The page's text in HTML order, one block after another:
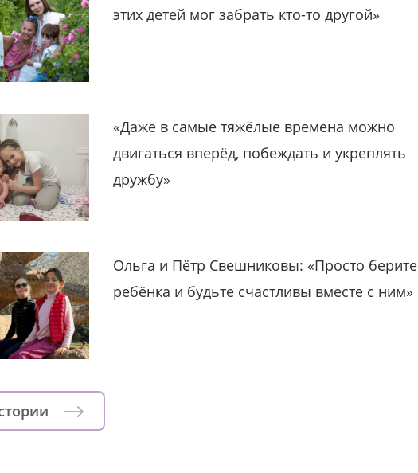
этих детей мог забрать кто-то другой»
«Даже в самые тяжёлые времена можно
двигаться вперёд, побеждать и укреплять
дружбу»
Ольга и Пётр Свешниковы: «Просто берите
ребёнка и будьте счастливы вместе с ним»